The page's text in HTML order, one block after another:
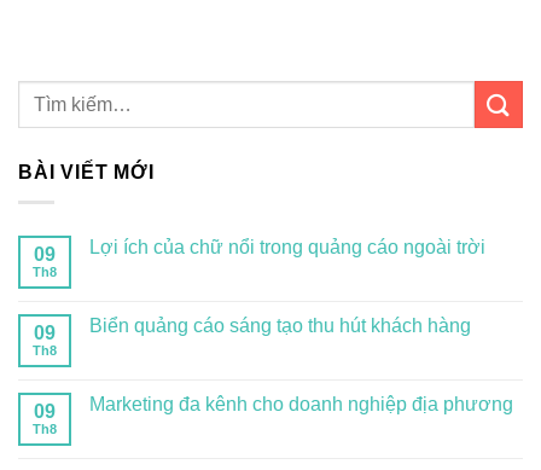
BÀI VIẾT MỚI
09
Th8
Lợi ích của chữ nổi trong quảng cáo ngoài trời
09
Th8
Biển quảng cáo sáng tạo thu hút khách hàng
09
Th8
Marketing đa kênh cho doanh nghiệp địa phương